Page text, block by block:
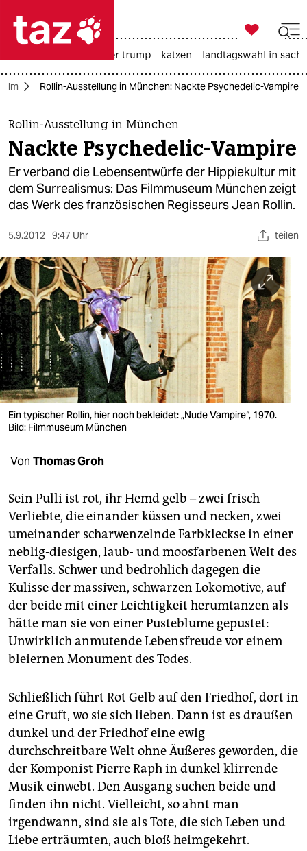
 taz zahl ich
taz zahl ich
themen
politik
öko
sport
berlin
nord
wahrheit
verlag
verlag
veranstaltungen
fragen & hilfe
unterstützen
abo
genossenschaft
epaper login

taz zahl ich
usa unter trump katzen landtagswahl in
Film Rollin-Ausstellung in München: Nackte Psychedelic-Vampire
Rollin-Ausstellung in München
Nackte Psychedelic-Vampire
Er verband die Lebensentwürfe der Hippiekultur mit
dem Surrealismus: Das Filmmuseum München zeigt
das Werk des französischen Regisseurs Jean Rollin.
5.9.2012 9:47 Uhr teilen
Ein typischer Rollin, hier noch bekleidet: „Nude Vampire“, 1970.
Bild: Filmmuseum München
Von Thomas Groh
Sein Pulli ist rot, ihr Hemd gelb – zwei frisch
Verliebte, die einander küssen und necken, zwei
umeinander scharwenzelnde Farbkleckse in einer
neblig-diesigen, laub- und moosfarbenen Welt des
Verfalls. Schwer und bedrohlich dagegen die
Kulisse der massiven, schwarzen Lokomotive, auf
der beide mit einer Leichtigkeit herumtanzen als
hätte man sie von einer Pusteblume gepustet:
Unwirklich anmutende Lebensfreude vor einem
bleiernen Monument des Todes.
Schließlich führt Rot Gelb auf den Friedhof, dort in
eine Gruft, wo sie sich lieben. Dann ist es draußen
dunkel und der Friedhof eine ewig
durchschreitbare Welt ohne Äußeres geworden, die
der Komponist Pierre Raph in dunkel klirrende
Musik einwebt. Den Ausgang suchen beide und
finden ihn nicht. Vielleicht, so ahnt man
irgendwann, sind sie als Tote, die sich Leben und
Liebe erträumten, auch bloß heimgekehrt.